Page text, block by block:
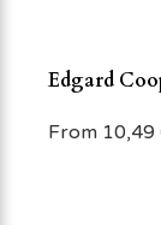
Edgard
From 10,49